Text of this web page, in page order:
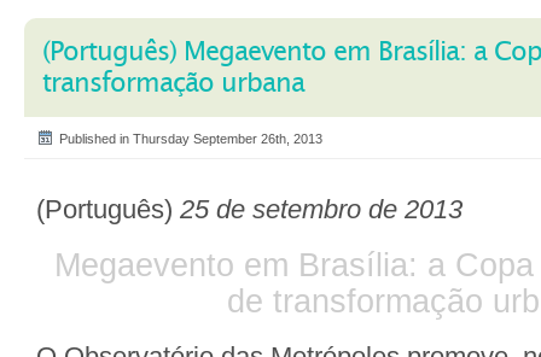
(Português) Megaevento em Brasília: a
transformação urbana
Published in Thursday September 26th, 2013
(Português) 25 de setembro de 2013
Megaevento em Brasília: a
de transformação